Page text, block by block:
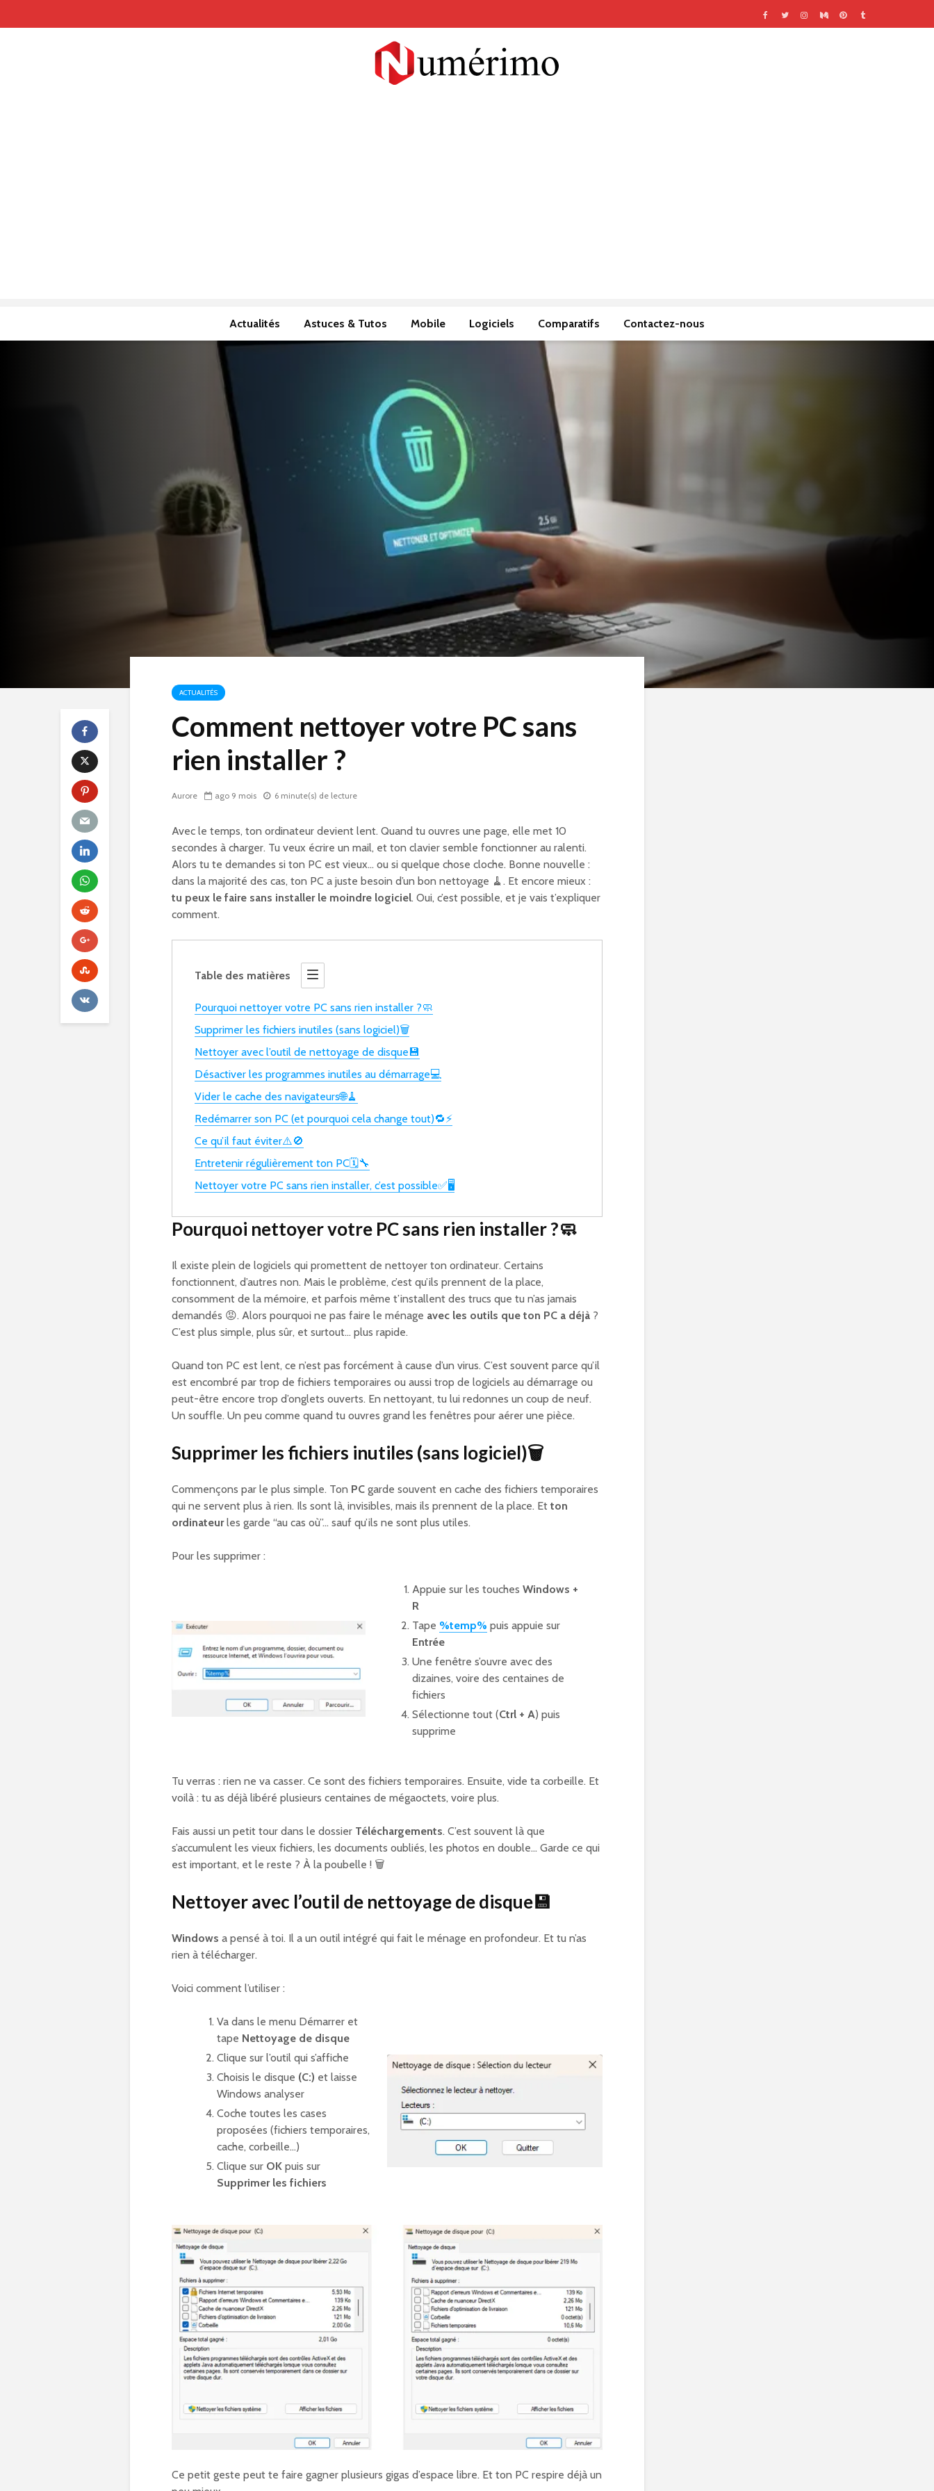
Actualités Astuces & Tutos Mobile Logiciels Comparatifs Contactez-nous
ACTUALITÉS
Comment nettoyer votre PC sans
rien installer ?
Aurore ago 9 mois 6 minute(s) de lecture
Avec le temps, ton ordinateur devient lent. Quand tu ouvres une page, elle met 10
secondes à charger. Tu veux écrire un mail, et ton clavier semble fonctionner au ralenti.
Alors tu te demandes si ton PC est vieux… ou si quelque chose cloche. Bonne nouvelle :
dans la majorité des cas, ton PC a juste besoin d’un bon nettoyage 🧹. Et encore mieux :
tu peux le faire sans installer le moindre logiciel. Oui, c’est possible, et je vais t’expliquer
comment.
Table des matières
Pourquoi nettoyer votre PC sans rien installer ?🧼
Supprimer les fichiers inutiles (sans logiciel)🗑️
Nettoyer avec l’outil de nettoyage de disque💾
Désactiver les programmes inutiles au démarrage💻
Vider le cache des navigateurs🌐🧹
Redémarrer son PC (et pourquoi cela change tout)🔁⚡
Ce qu’il faut éviter⚠️🚫
Entretenir régulièrement ton PC🗓️🔧
Nettoyer votre PC sans rien installer, c’est possible✅🖥️
Pourquoi nettoyer votre PC sans rien installer ?🧼
Il existe plein de logiciels qui promettent de nettoyer ton ordinateur. Certains
fonctionnent, d’autres non. Mais le problème, c’est qu’ils prennent de la place,
consomment de la mémoire, et parfois même t’installent des trucs que tu n’as jamais
demandés 😡. Alors pourquoi ne pas faire le ménage avec les outils que ton PC a déjà ?
C’est plus simple, plus sûr, et surtout… plus rapide.
Quand ton PC est lent, ce n’est pas forcément à cause d’un virus. C’est souvent parce qu’il
est encombré par trop de fichiers temporaires ou aussi trop de logiciels au démarrage ou
peut-être encore trop d’onglets ouverts. En nettoyant, tu lui redonnes un coup de neuf.
Un souffle. Un peu comme quand tu ouvres grand les fenêtres pour aérer une pièce.
Supprimer les fichiers inutiles (sans logiciel)🗑️
Commençons par le plus simple. Ton PC garde souvent en cache des fichiers temporaires
qui ne servent plus à rien. Ils sont là, invisibles, mais ils prennent de la place. Et ton
ordinateurles garde “au cas où”… sauf qu’ils ne sont plus utiles.
Pour les supprimer :
Appuie sur les touchesWindows +
R
Tape %temp% puis appuie sur
Entrée
Une fenêtre s’ouvre avec des
dizaines, voire des centaines de
fichiers
Sélectionne tout (Ctrl + A) puis
supprime
Tu verras : rien ne va casser. Ce sont des fichiers temporaires. Ensuite, vide ta corbeille. Et
voilà : tu as déjà libéré plusieurs centaines de mégaoctets, voire plus.
Fais aussi un petit tour dans le dossier Téléchargements. C’est souvent là que
s’accumulent les vieux fichiers, les documents oubliés, les photos en double… Garde ce qui
est important, et le reste ? À la poubelle ! 🗑️
Nettoyer avec l’outil de nettoyage de disque💾
Windows a pensé à toi. Il a un outil intégré qui fait le ménage en profondeur. Et tu n’as
rien à télécharger.
Voici comment l’utiliser :
Va dans le menu Démarrer et
tape Nettoyage de disque
Clique sur l’outil qui s’affiche
Choisis le disque (C:) et laisse
Windows analyser
Coche toutes les cases
proposées (fichiers temporaires,
cache, corbeille…)
Clique sur OKpuis sur
Supprimer les fichiers
Ce petit geste peut te faire gagner plusieurs gigas d’espace libre. Et ton PC respire déjà un